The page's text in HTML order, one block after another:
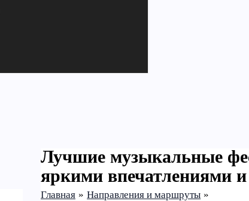
Лучшие музыкальные
яркими впечатлениями
Главная
Направления и маршруты